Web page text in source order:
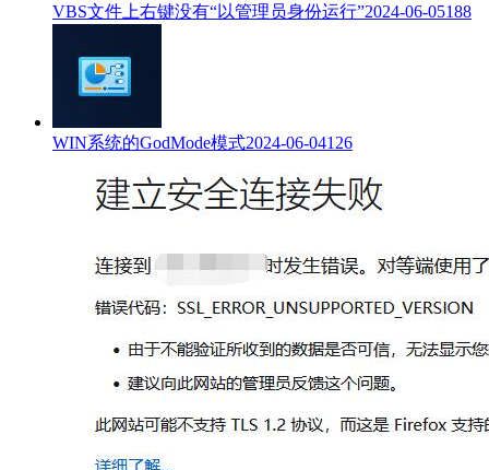
VBS文件上右键没有“以管理员身份运行”2024-06-05188
WIN系统的GodMode模式2024-06-04126